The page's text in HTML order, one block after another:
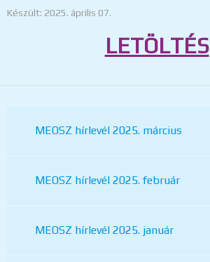
Készült: 2025. április 07.
LETÖLTÉS
MEOSZ hírlevél 2025. március
MEOSZ hírlevél 2025. február
MEOSZ hírlevél 2025. január